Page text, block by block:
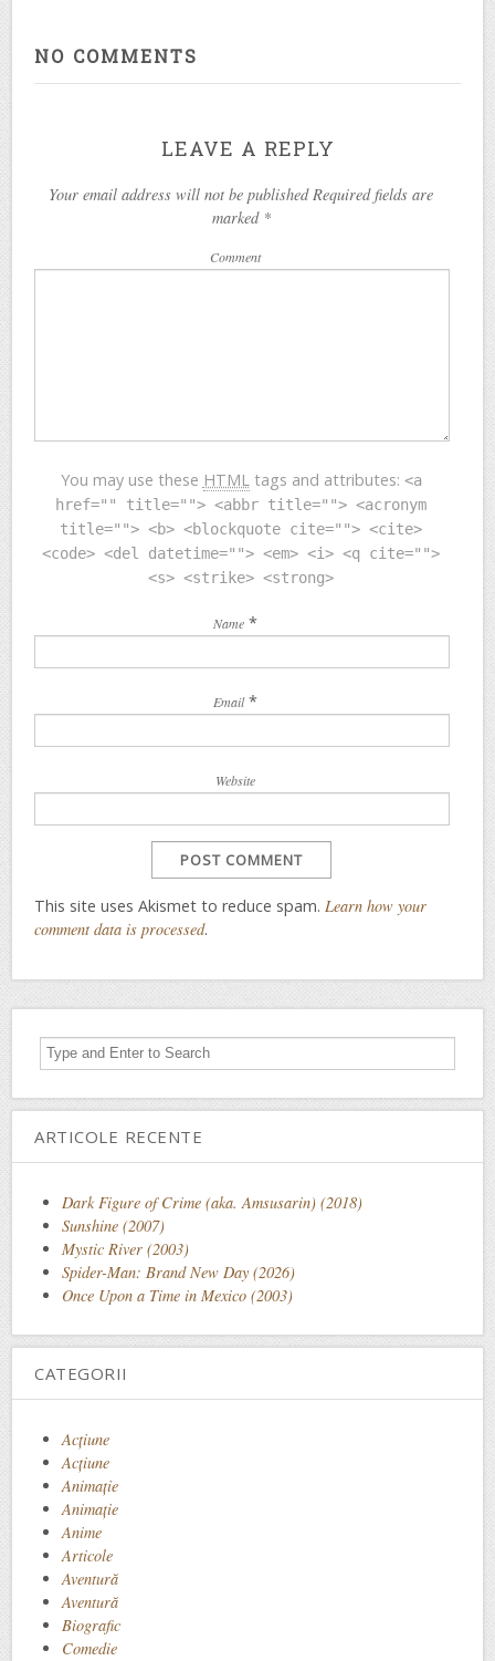
NO COMMENTS
LEAVE A REPLY
Your email address will not be published Required fields are
marked *
Comment
You may use these HTML tags and attributes: <a
href="" title=""> <abbr title=""> <acronym
title=""> <b> <blockquote cite=""> <cite>
<code> <del datetime=""> <em> <i> <q cite="">
<s> <strike> <strong>
Name *
Email *
Website
This site uses Akismet to reduce spam. Learn how your
comment data is processed.
ARTICOLE RECENTE
Dark Figure of Crime (aka. Amsusarin) (2018)
Sunshine (2007)
Mystic River (2003)
Spider-Man: Brand New Day (2026)
Once Upon a Time in Mexico (2003)
CATEGORII
Acţiune
Acțiune
Animaţie
Animație
Anime
Articole
Aventură
Aventură
Biografic
Comedie